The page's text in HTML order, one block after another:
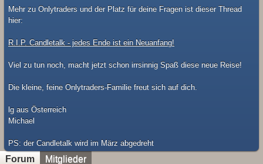
Mehr zu Onlytraders und der Platz für deine Fragen ist dieser Thread
hier:
R.I.P. Candletalk - jedes Ende ist ein Neuanfang!
Viel zu tun noch, macht jetzt schon irrsinnig Spaß diese neue Reise!
Die kleine, feine Onlytraders-Familie freut sich auf dich.
lg aus Österreich
Michael
​PS: der Candletalk wird im März abgedreht
Forum Mitglieder